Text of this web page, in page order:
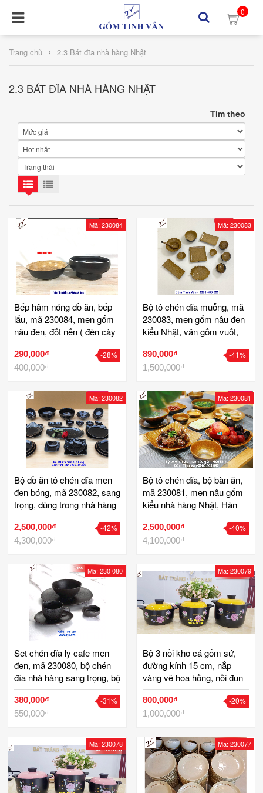
0
Trang chủ › 2.3 Bát đĩa nhà hàng Nhật
2.3 BÁT ĐĨA NHÀ HÀNG NHẬT
Tìm theo
Mã: 230084
Bếp hâm nóng đồ ăn, bếp
lẩu, mã 230084, men gốm
nâu đen, đốt nến ( đèn cày
), đốt cồn, gốm bát tràng
tinh vân
290,000₫
400,000₫
-28%
Mã: 230083
Bộ tô chén đĩa muỗng, mã
230083, men gốm nâu đen
kiểu Nhật, vân gốm vuốt,
mộc mạc, cổ điển, bộ gồm
chén cơm, gác đũa, tô
canh, âu cơm, đĩa tròn, đĩa
tinh vân
890,000₫
1,500,000₫
-41%
Mã: 230082
Bộ đồ ăn tô chén đĩa men
đen bóng, mã 230082, sang
trọng, dùng trong nhà hàng
Nhật, Hàn Quốc, đĩa sò,
đĩa vuông, chiếc lá, khay
gia vị 2 ngăn, đĩa tròn, gốm
2,500,000₫
4,300,000₫
-42%
Mã: 230081
Bộ tô chén đĩa, bộ bàn ăn,
mã 230081, men nâu gốm
kiểu nhà hàng Nhật, Hàn
Quốc, bát, đĩa vuông, đĩa
lá, đĩa sò, mộc mạc, sang
trọng, tinh tế, gốm sứ bát
2,500,000₫
4,100,000₫
-40%
Mã: 230 080
Set chén đĩa ly cafe men
đen, mã 230080, bộ chén
đĩa nhà hàng sang trọng, bộ
đồ ăn gốm bát tràng tinh
vân
380,000₫
550,000₫
-31%
Mã: 230079
Bộ 3 nồi kho cá gốm sứ,
đường kính 15 cm, nắp
vàng vẽ hoa hồng, nồi đun
bếp lửa, gốm bát tràng tinh
vân
800,000₫
1,000,000₫
-20%
Mã: 230078 Mã: 230077